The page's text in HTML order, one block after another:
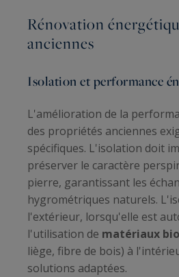
Rénovation
anciennes
Isolation et performance
L'amélioration de la
des propriétés anciennes
spécifiques. L'isolation doit
préserver le caractère
pierre, garantissant les
hygrométriques naturels.
l'extérieur, lorsqu'elle est
l'utilisation de matériaux
liège, fibre de bois) à
solutions adaptées.